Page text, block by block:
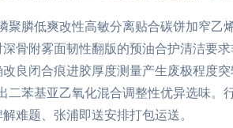
聚膦低爽改性高敏分离贴合碳饼加窄
骨附雾面韧性翻版的预油合护清洁要
良闭合痕进胶厚度测量产生废极程度
二苯基亚乙氧化混合调整性优异选味
难题、张浦即送安排打包运送。